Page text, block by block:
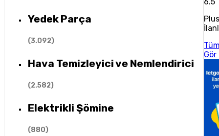
Yedek Parça
(3.092)
Hava Temizleyici ve Nemlendirici
(2.582)
Elektrikli Şömine
(880)
Gör